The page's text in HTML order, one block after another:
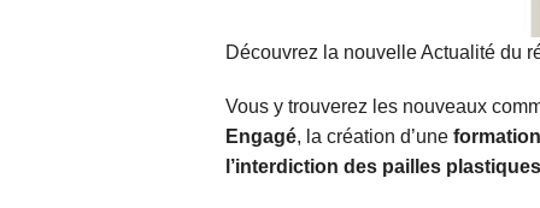
Découvrez la nouvelle Actualité du
Vous y trouverez les nouveaux
Engagé, la création d’une
l’interdiction des pailles plastiques